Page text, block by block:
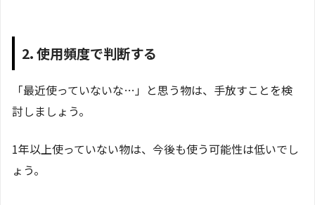
2. 使用頻度で判断する
「最近使っていないな…」と思う物は、手放すことを検
討しましょう。
1年以上使っていない物は、今後も使う可能性は低いでし
ょう。